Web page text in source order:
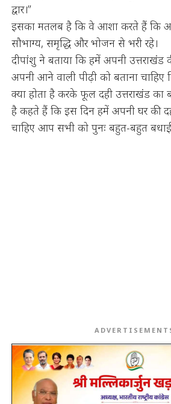
द्वार।”
इसका मतलब है कि वे आशा करते हैं कि
सौभाग्य, समृद्धि और भोजन से भरी रहे।
दीपांशु ने बताया कि हमें अपनी उत्तराखंड
अपनी आने वाली पीढ़ी को बताना
क्या होता है करके फूल दही उत्तराखंड का
है कहते हैं कि इस दिन हमें अपनी घर की
चाहिए आप सभी को पुनः बहुत-बहुत बधाई